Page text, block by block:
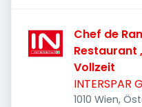
Chef de
Restaurant
Vollzeit
1010 Wien,